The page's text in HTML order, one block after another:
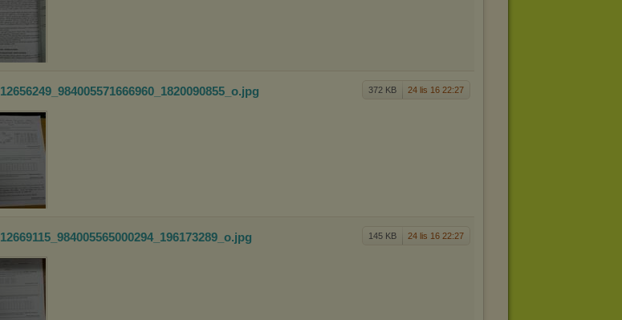
372 KB 24 lis 16 22:27
12656249_984005571666960_1820090855_o.jpg
145 KB 24 lis 16 22:27
12669115_984005565000294_196173289_o.jpg